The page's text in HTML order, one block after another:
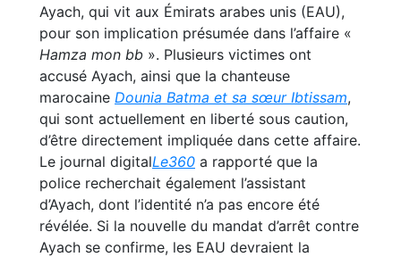
Ayach, qui vit aux Émirats arabes unis (EAU),
pour son implication présumée dans l’affaire «
Hamza mon bb ». Plusieurs victimes ont
accusé Ayach, ainsi que la chanteuse
marocaine Dounia Batma et sa sœur Ibtissam,
qui sont actuellement en liberté sous caution,
d’être directement impliquée dans cette affaire.
Le journal digitalLe360 a rapporté que la
police recherchait également l’assistant
d’Ayach, dont l’identité n’a pas encore été
révélée. Si la nouvelle du mandat d’arrêt contre
Ayach se confirme, les EAU devraient la